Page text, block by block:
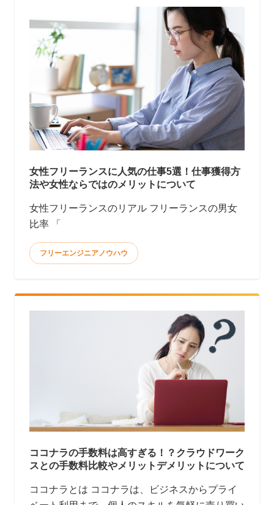
女性フリーランスに人気の仕事5選！仕事獲得方
法や女性ならではのメリットについて
女性フリーランスのリアル フリーランスの男女
比率 「
フリーエンジニアノウハウ
ココナラの手数料は高すぎる！？クラウドワーク
スとの手数料比較やメリットデメリットについて
ココナラとは ココナラは、ビジネスからプライ